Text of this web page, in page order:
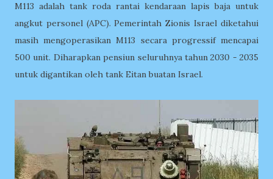
M113 adalah tank roda rantai kendaraan lapis baja untuk
angkut personel (APC). Pemerintah Zionis Israel diketahui
masih mengoperasikan M113 secara progressif mencapai
500 unit. Diharapkan pensiun seluruhnya tahun 2030 - 2035
untuk digantikan oleh tank Eitan buatan Israel.